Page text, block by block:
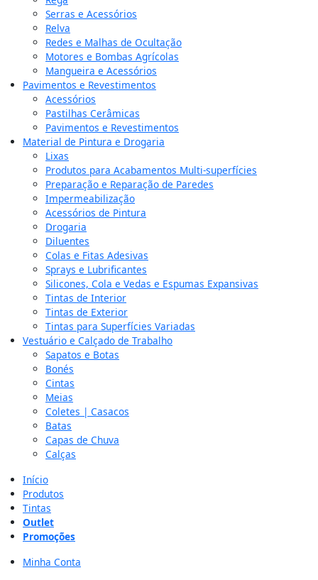
Serras e Acessórios
Relva
Redes e Malhas de Ocultação
Motores e Bombas Agrícolas
Mangueira e Acessórios
Pavimentos e Revestimentos
Acessórios
Pastilhas Cerâmicas
Pavimentos e Revestimentos
Material de Pintura e Drogaria
Lixas
Produtos para Acabamentos Multi-superfícies
Preparação e Reparação de Paredes
Impermeabilização
Acessórios de Pintura
Drogaria
Diluentes
Colas e Fitas Adesivas
Sprays e Lubrificantes
Silicones, Cola e Vedas e Espumas Expansivas
Tintas de Interior
Tintas de Exterior
Tintas para Superfícies Variadas
Vestuário e Calçado de Trabalho
Sapatos e Botas
Bonés
Cintas
Meias
Coletes | Casacos
Batas
Capas de Chuva
Calças
Início
Produtos
Tintas
Outlet
Promoções
Minha Conta